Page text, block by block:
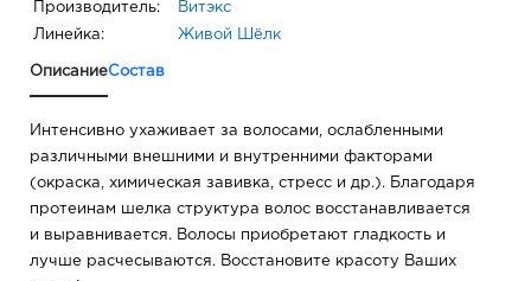
Производитель: Витэкс
Линейка: Живой Шёлк
ОписаниеСостав
Интенсивно ухаживает за волосами, ослабленными
различными внешними и внутренними факторами
(окраска, химическая завивка, стресс и др.). Благодаря
протеинам шелка структура волос восстанавливается
и выравнивается. Волосы приобретают гладкость и
лучше расчесываются. Восстановите красоту Ваших